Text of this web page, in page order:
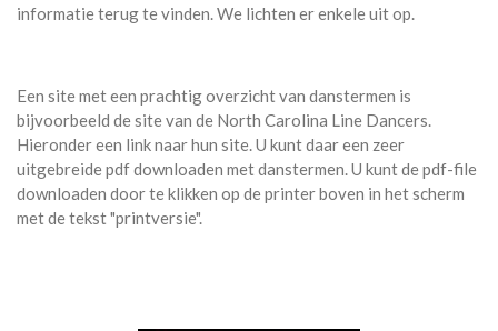
informatie terug te vinden. We lichten er enkele uit op.
Een site met een prachtig overzicht van danstermen is
bijvoorbeeld de site van de North Carolina Line Dancers.
Hieronder een link naar hun site. U kunt daar een zeer
uitgebreide pdf downloaden met danstermen. U kunt de pdf-file
downloaden door te klikken op de printer boven in het scherm
met de tekst "printversie".